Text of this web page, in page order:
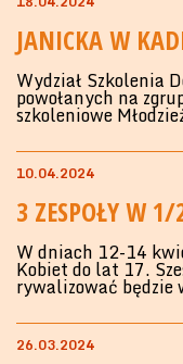
JANICKA W
Wydział Szkolenia
powołanych na
szkoleniowe
10.04.2024
3 ZESPOŁY W
W dniach 12-14
Kobiet do lat 17.
rywalizować będzie
26.03.2024